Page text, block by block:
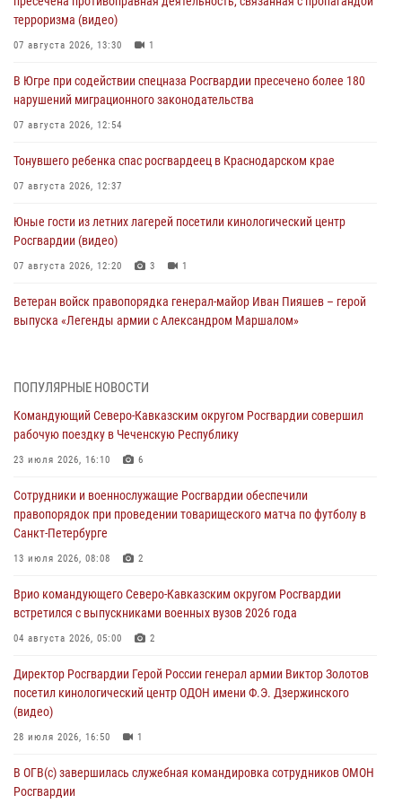
терроризма (видео)
07 августа 2026, 13:30 1
В Югре при содействии спецназа Росгвардии пресечено более 180
нарушений миграционного законодательства
07 августа 2026, 12:54
Тонувшего ребенка спас росгвардеец в Краснодарском крае
07 августа 2026, 12:37
Юные гости из летних лагерей посетили кинологический центр
Росгвардии (видео)
07 августа 2026, 12:20 3 1
Ветеран войск правопорядка генерал-майор Иван Пияшев – герой
выпуска «Легенды армии с Александром Маршалом»
Представители ФСБ России по Уральскому округу Росгвардии и
Кузнецова
07 августа 2026, 12:00
Смольного собора в Санкт-Петербурге (видео)
07 августа 2026, 11:34 3
В Курске росгвардейцы провели занятие по основам
07 августа 2026, 11:33
Рэпер ST посетил раненых росгвардейцев в Главном военном
07 августа 2026, 11:18
ПОПУЛЯРНЫЕ НОВОСТИ
Командующий Северо-Кавказским округом Росгвардии совершил
рабочую поездку в Чеченскую Республику
23 июля 2026, 16:10 6
Сотрудники и военнослужащие Росгвардии обеспечили
правопорядок при проведении товарищеского матча по футболу в
Санкт-Петербурге
13 июля 2026, 08:08 2
Врио командующего Северо-Кавказским округом Росгвардии
встретился с выпускниками военных вузов 2026 года
04 августа 2026, 05:00 2
Директор Росгвардии Герой России генерал армии Виктор Золотов
посетил кинологический центр ОДОН имени Ф.Э. Дзержинского
(видео)
28 июля 2026, 16:50 1
В ОГВ(с) завершилась служебная командировка сотрудников ОМОН
Росгвардии